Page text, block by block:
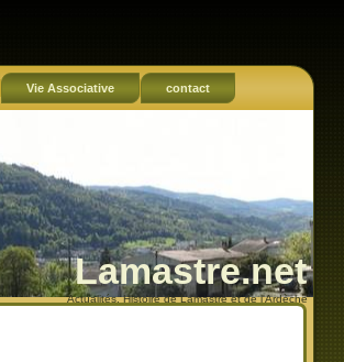
Vie Associative contact
Lamastre.net
Actualités, Histoire de Lamastre et de l'Ardèche